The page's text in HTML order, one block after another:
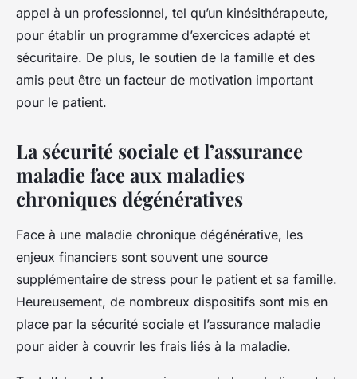
appel à un professionnel, tel qu’un kinésithérapeute,
pour établir un programme d’exercices adapté et
sécuritaire. De plus, le soutien de la famille et des
amis peut être un facteur de motivation important
pour le patient.
La sécurité sociale et l’assurance
maladie face aux maladies
chroniques dégénératives
Face à une maladie chronique dégénérative, les
enjeux financiers sont souvent une source
supplémentaire de stress pour le patient et sa famille.
Heureusement, de nombreux dispositifs sont mis en
place par la sécurité sociale et l’assurance maladie
pour aider à couvrir les frais liés à la maladie.